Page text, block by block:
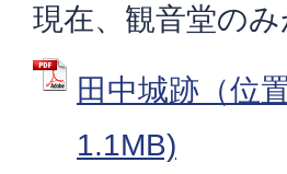
現在、観音堂の
田中城跡（位
1.1MB)